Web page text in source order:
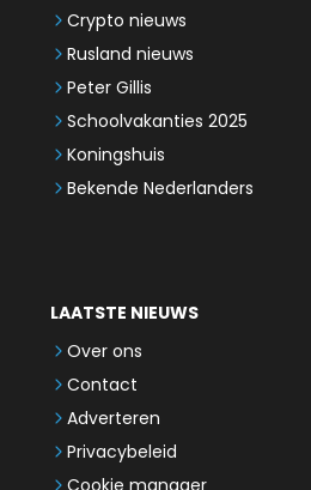
Crypto nieuws
Rusland nieuws
Peter Gillis
Schoolvakanties 2025
Koningshuis
Bekende Nederlanders
LAATSTE NIEUWS
Over ons
Contact
Adverteren
Privacybeleid
Cookie manager